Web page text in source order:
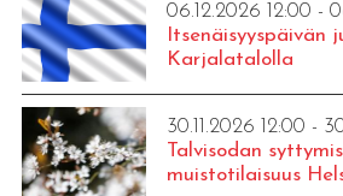
06.12.2026 12:00 -
Itsenäisyyspäivän
Karjalatalolla
30.11.2026 12:00 -
Talvisodan
muistotilaisuus